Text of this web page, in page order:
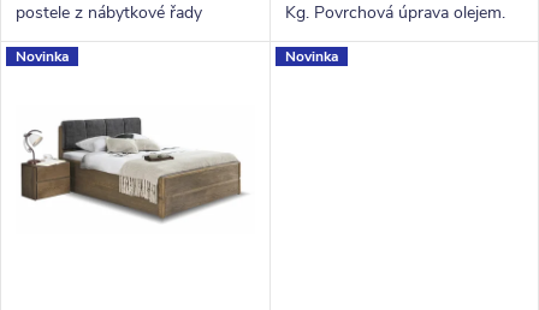
postele z nábytkové řady
BedWorld. Vyniká krásným
zaobleným čelem u hlavy a
Kg. Povrchová úprava olejem.
Novinka Novinka